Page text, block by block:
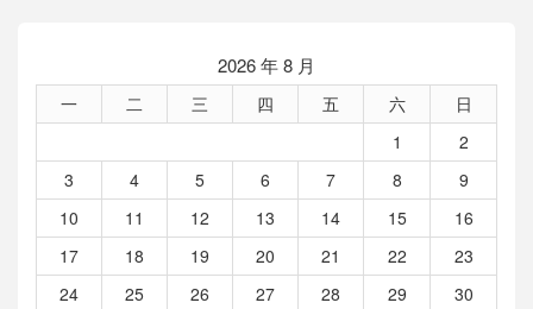
2026 年 8 月
一 二 三 四 五 六
日
1
2
3
4 5 6 7 8
9
10
11 12 13 14 15
16
17
18 19 20 21 22
23
24
25 26 27 28 29
30